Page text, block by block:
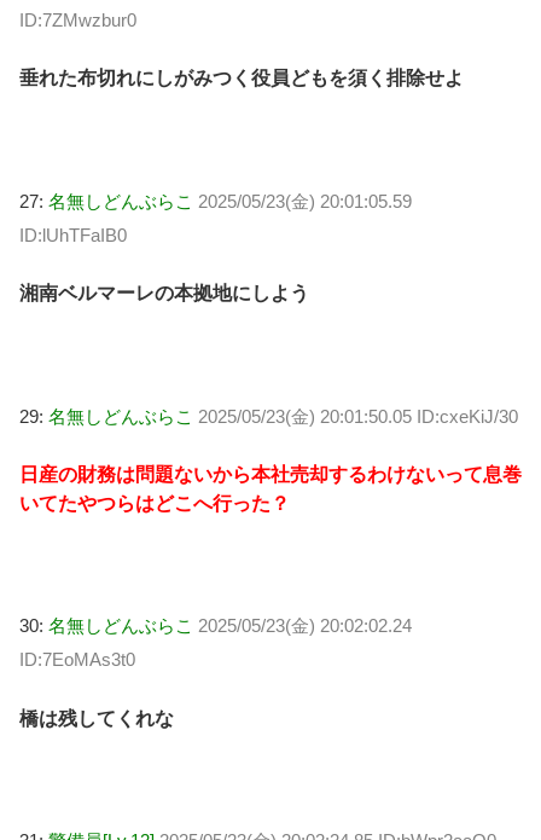
ID:7ZMwzbur0
垂れた布切れにしがみつく役員どもを須く排除せよ
27: 名無しどんぶらこ 2025/05/23(金) 20:01:05.59
ID:lUhTFaIB0
湘南ベルマーレの本拠地にしよう
29: 名無しどんぶらこ 2025/05/23(金) 20:01:50.05 ID:cxeKiJ/30
日産の財務は問題ないから本社売却するわけないって息巻
いてたやつらはどこへ行った？
30: 名無しどんぶらこ 2025/05/23(金) 20:02:02.24
ID:7EoMAs3t0
橋は残してくれな